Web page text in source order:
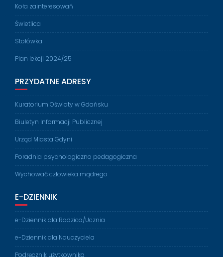
Koła zainteresowań
Świetlica
Stołówka
Plan lekcji 2024/25
PRZYDATNE ADRESY
Kuratorium Oświaty w Gdańsku
Biuletyn Informacji Publicznej
Urząd Miasta Gdyni
Poradnia psychologiczno pedagogiczna
Wychować człowieka mądrego
E-DZIENNIK
e-Dziennik dla Rodzica/Ucznia
e-Dziennik dla Nauczyciela
Podręcznik użytkownika